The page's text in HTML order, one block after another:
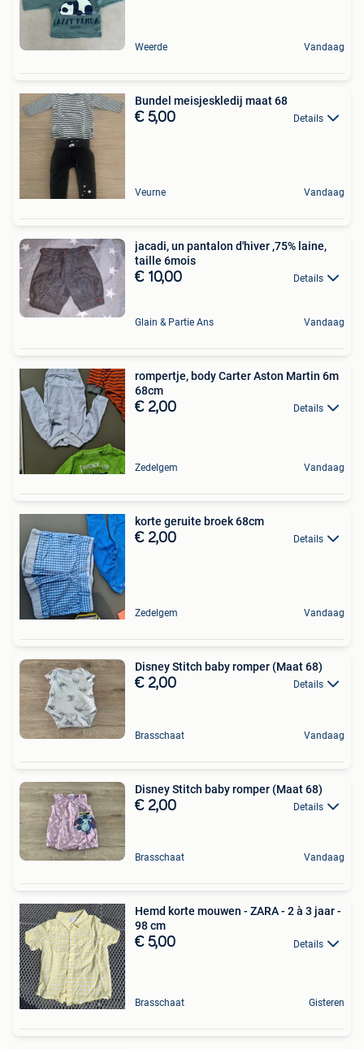
Weerde Vandaag
Bundel meisjeskledij maat 68
€ 5,00 Details
Veurne Vandaag
jacadi, un pantalon d'hiver ,75% laine,
taille 6mois
€ 10,00 Details
Glain & Partie Ans Vandaag
rompertje, body Carter Aston Martin 6m
68cm
€ 2,00 Details
Zedelgem Vandaag
korte geruite broek 68cm
€ 2,00 Details
Zedelgem Vandaag
Disney Stitch baby romper (Maat 68)
€ 2,00 Details
Brasschaat Vandaag
Disney Stitch baby romper (Maat 68)
€ 2,00 Details
Brasschaat Vandaag
Hemd korte mouwen - ZARA - 2 à 3 jaar -
98 cm
€ 5,00 Details
Brasschaat Gisteren